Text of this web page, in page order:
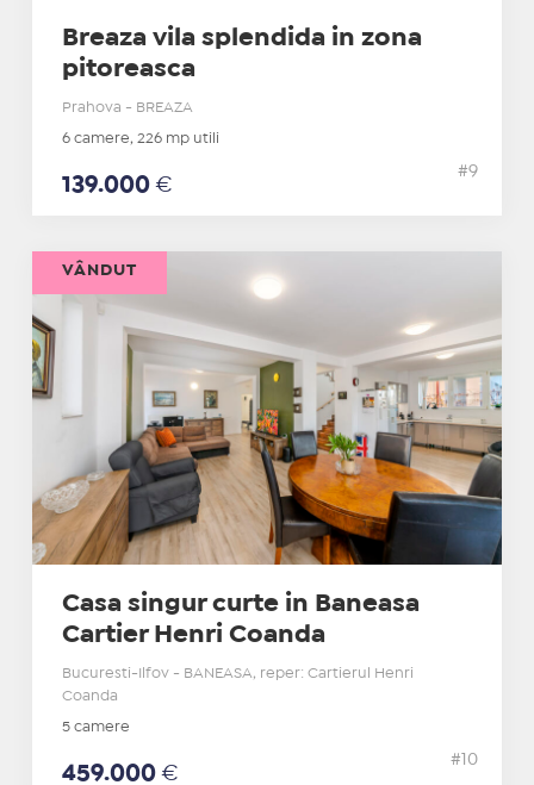
Breaza vila splendida in zona
pitoreasca
Prahova - BREAZA
6 camere, 226 mp utili
139.000 €
#9
Casa singur curte in Baneasa
Cartier Henri Coanda
Bucuresti-Ilfov - BANEASA, reper: Cartierul Henri
Coanda
5 camere
459.000 €
#10
VÂNDUT